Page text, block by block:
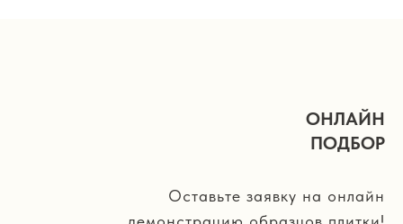
ОНЛАЙН
ПОДБОР
Оставьте заявку на онлайн